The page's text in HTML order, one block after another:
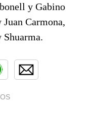
y Gabino
Carmona,
Shuarma.